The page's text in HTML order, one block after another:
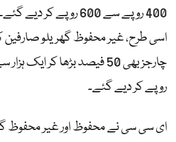
400 روپے سے 600 روپے کر دیے گئے۔
اسی طرح، غیر محفوظ گھریلو صارفین
روپے کر دیے گئے۔
ای سی سی نے محفوظ اور غیر محفوظ